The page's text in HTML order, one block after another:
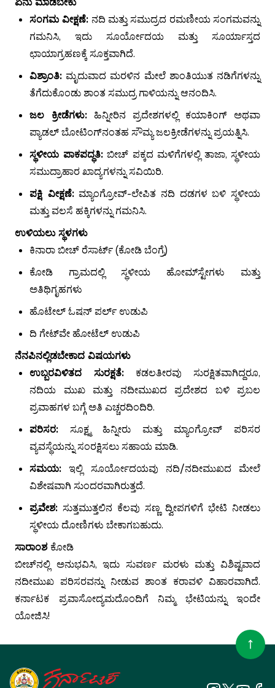
ಸಂಗಮ ವೀಕ್ಷಣೆ: ನದಿ ಮತ್ತು ಸಮುದ್ರದ ರಮಣೀಯ ಸಂಗಮವನ್ನು
ಗಮನಿಸಿ, ಇದು ಸೂರ್ಯೋದಯ ಮತ್ತು ಸೂರ್ಯಾಸ್ತದ
ಛಾಯಾಗ್ರಹಣಕ್ಕೆ ಸೂಕ್ತವಾಗಿದೆ.
ವಿಶ್ರಾಂತಿ: ಮೃದುವಾದ ಮರಳಿನ ಮೇಲೆ ಶಾಂತಿಯುತ ನಡಿಗೆಗಳನ್ನು
ತೆಗೆದುಕೊಂಡು ಶಾಂತ ಸಮುದ್ರ ಗಾಳಿಯನ್ನು ಆನಂದಿಸಿ.
ಜಲ ಕ್ರೀಡೆಗಳು: ಹಿನ್ನೀರಿನ ಪ್ರದೇಶಗಳಲ್ಲಿ ಕಯಾಕಿಂಗ್ ಅಥವಾ
ಪ್ಯಾಡಲ್ ಬೋಟಿಂಗ್‌ನಂತಹ ಸೌಮ್ಯ ಜಲಕ್ರೀಡೆಗಳನ್ನು ಪ್ರಯತ್ನಿಸಿ.
ಸ್ಥಳೀಯ ಪಾಕಪದ್ಧತಿ: ಬೀಚ್ ಪಕ್ಕದ ಮಳಿಗೆಗಳಲ್ಲಿ ತಾಜಾ, ಸ್ಥಳೀಯ
ಸಮುದ್ರಾಹಾರ ಖಾದ್ಯಗಳನ್ನು ಸವಿಯಿರಿ.
ಪಕ್ಷಿ ವೀಕ್ಷಣೆ:ಮ್ಯಾಂಗ್ರೋವ್-ಲೇಪಿತ ನದಿ ದಡಗಳ ಬಳಿ ಸ್ಥಳೀಯ
ಮತ್ತು ವಲಸೆ ಹಕ್ಕಿಗಳನ್ನು ಗಮನಿಸಿ.
ಉಳಿಯಲು ಸ್ಥಳಗಳು
ಕಿನಾರಾ ಬೀಚ್ ರೆಸಾರ್ಟ್ (ಕೋಡಿ ಬೆಂಗ್ರೆ)
ಕೋಡಿ ಗ್ರಾಮದಲ್ಲಿ ಸ್ಥಳೀಯ ಹೋಮ್‌ಸ್ಟೇಗಳು ಮತ್ತು
ಅತಿಥಿಗೃಹಗಳು
ಹೊಟೇಲ್ ಓಷನ್ ಪರ್ಲ್ ಉಡುಪಿ
ದಿ ಗೇಟ್‌ವೇ ಹೋಟೆಲ್ ಉಡುಪಿ
ನೆನಪಿನಲ್ಲಿಡಬೇಕಾದ ವಿಷಯಗಳು
ಉಬ್ಬರವಿಳಿತದ ಸುರಕ್ಷತೆ: ಕಡಲತೀರವು ಸುರಕ್ಷಿತವಾಗಿದ್ದರೂ,
ನದಿಯ ಮುಖ ಮತ್ತು ನದೀಮುಖದ ಪ್ರದೇಶದ ಬಳಿ ಪ್ರಬಲ
ಪ್ರವಾಹಗಳ ಬಗ್ಗೆ ಅತಿ ಎಚ್ಚರದಿಂದಿರಿ.
ಪರಿಸರ: ಸೂಕ್ಷ್ಮ ಹಿನ್ನೀರು ಮತ್ತು ಮ್ಯಾಂಗ್ರೋವ್ ಪರಿಸರ
ವ್ಯವಸ್ಥೆಯನ್ನು ಸಂರಕ್ಷಿಸಲು ಸಹಾಯ ಮಾಡಿ.
ಸಮಯ: ಇಲ್ಲಿ ಸೂರ್ಯೋದಯವು ನದಿ/ನದೀಮುಖದ ಮೇಲೆ
ವಿಶೇಷವಾಗಿ ಸುಂದರವಾಗಿರುತ್ತದೆ.
ಪ್ರವೇಶ: ಸುತ್ತಮುತ್ತಲಿನ ಕೆಲವು ಸಣ್ಣ ದ್ವೀಪಗಳಿಗೆ ಭೇಟಿ ನೀಡಲು
ಸ್ಥಳೀಯ ದೋಣಿಗಳು ಬೇಕಾಗಬಹುದು.
ಸಾರಾಂಶ ಕೋಡಿ
ಬೀಚ್‌ನಲ್ಲಿ ಅನುಭವಿಸಿ, ಇದು ಸುವರ್ಣ ಮರಳು ಮತ್ತು ವಿಶಿಷ್ಟವಾದ
ನದೀಮುಖ ಪರಿಸರವನ್ನು ನೀಡುವ ಶಾಂತ ಕರಾವಳಿ ವಿಹಾರವಾಗಿದೆ.
ಕರ್ನಾಟಕ ಪ್ರವಾಸೋದ್ಯಮದೊಂದಿಗೆ ನಿಮ್ಮ ಭೇಟಿಯನ್ನು ಇಂದೇ
ಯೋಜಿಸಿ!